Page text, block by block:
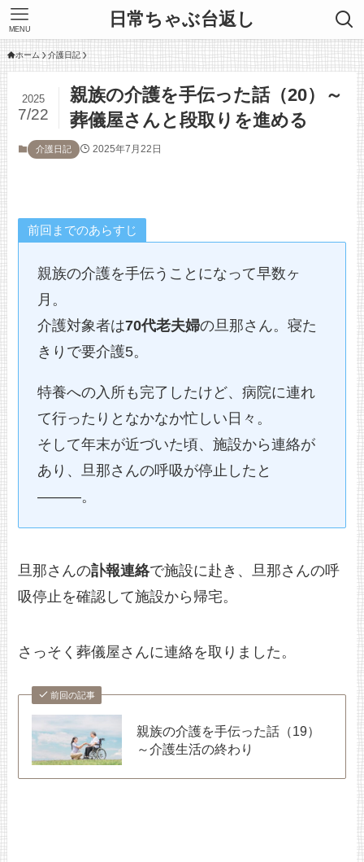
日常ちゃぶ台返し
MENU
ホーム 介護日記
親族の介護を手伝った話（20）～
葬儀屋さんと段取りを進める
2025
7/22
介護日記 2025年7月22日
前回までのあらすじ
親族の介護を手伝うことになって早数ヶ
月。
介護対象者は70代老夫婦の旦那さん。寝た
きりで要介護5。
特養への入所も完了したけど、病院に連れ
て行ったりとなかなか忙しい日々。
そして年末が近づいた頃、施設から連絡が
あり、旦那さんの呼吸が停止したと
———。
旦那さんの訃報連絡で施設に赴き、旦那さんの呼
吸停止を確認して施設から帰宅。
さっそく葬儀屋さんに連絡を取りました。
前回の記事
親族の介護を手伝った話（19）
～介護生活の終わり